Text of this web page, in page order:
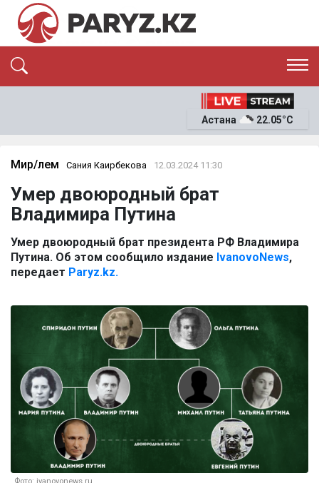
ЭКОНОМИКА
ОҚИҒА
News
Астана 22.05°C
Мир/Әлем Сания Каирбекова 12.03.2024 11:30
Умер двоюродный брат
Владимира Путина
Умер двоюродный брат президента РФ Владимира
Путина. Об этом сообщило издание IvanovoNews,
передает Paryz.kz.